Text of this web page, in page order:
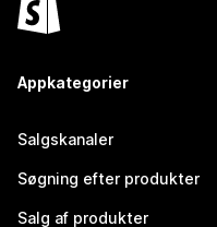
Appkategorier
Salgskanaler
Søgning efter produkter
Salg af produkter